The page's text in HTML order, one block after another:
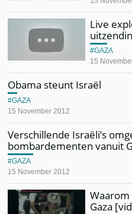
Live
15
GAZA
Obama steunt Israël
15 November 2012
GAZA
Verschillende Israëli’s
bombardementen vanuit
15 November 2012
GAZA
Gaza